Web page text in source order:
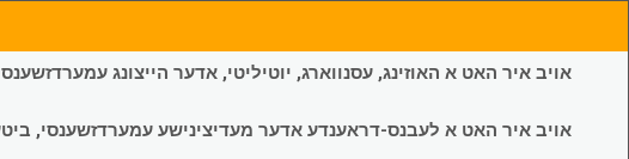
אויב איר האט א האוזינג, עסנווארג, יוטיליטי, אדער הייצונג
אויב איר האט א לעבנס-דראענדע אדער מעדיצינישע עמערדזשענסי, ביטע